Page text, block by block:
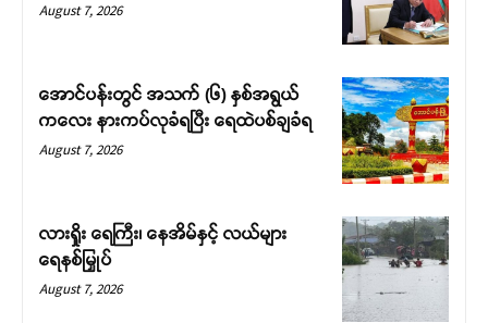
August 7, 2026
အောင်ပန်းတွင် အသက် (၆) နှစ်အရွယ်
ကလေး နားကပ်လုခံရပြီး ရေထဲပစ်ချခံရ
August 7, 2026
လားရှိုး ရေကြီး၊ နေအိမ်နှင့် လယ်များ
ရေနစ်မြှုပ်
August 7, 2026